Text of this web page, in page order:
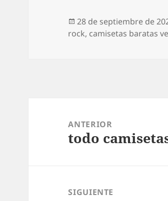
Publicado
el
28 de septiembre de
rock, camisetas baratas
entradas
ANTERIOR
Entrada
todo
SIGUIENTE